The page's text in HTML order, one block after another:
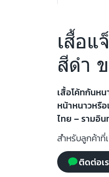
เสื้อแ
สีดำ
เสื้อโค้ทกันห
หน้าหนาวหรื
ไทย – รามอิ
สำหรับลูกค้าที่
ติดต่อเ